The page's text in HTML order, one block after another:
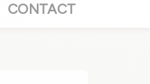
CONTACT